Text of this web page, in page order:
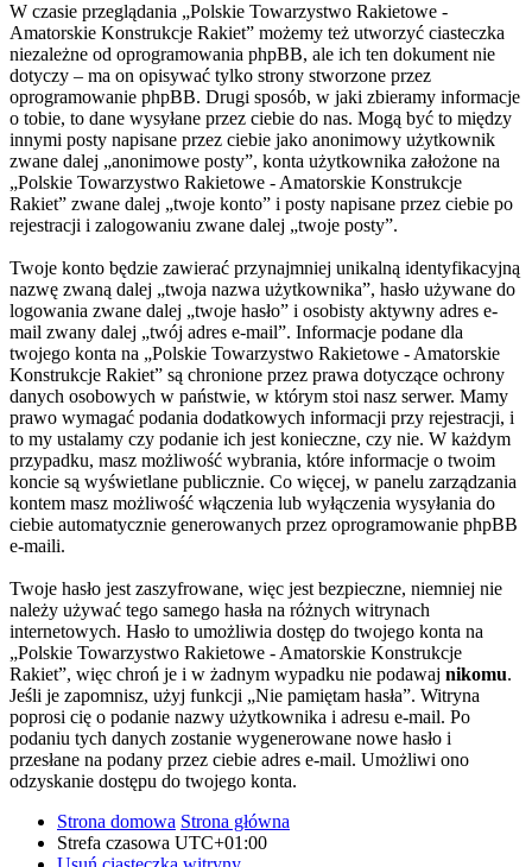
W czasie przeglądania „Polskie Towarzystwo Rakietowe -
Amatorskie Konstrukcje Rakiet” możemy też utworzyć ciasteczka
niezależne od oprogramowania phpBB, ale ich ten dokument nie
dotyczy – ma on opisywać tylko strony stworzone przez
oprogramowanie phpBB. Drugi sposób, w jaki zbieramy informacje
o tobie, to dane wysyłane przez ciebie do nas. Mogą być to między
innymi posty napisane przez ciebie jako anonimowy użytkownik
zwane dalej „anonimowe posty”, konta użytkownika założone na
„Polskie Towarzystwo Rakietowe - Amatorskie Konstrukcje
Rakiet” zwane dalej „twoje konto” i posty napisane przez ciebie po
rejestracji i zalogowaniu zwane dalej „twoje posty”.
Twoje konto będzie zawierać przynajmniej unikalną identyfikacyjną
nazwę zwaną dalej „twoja nazwa użytkownika”, hasło używane do
logowania zwane dalej „twoje hasło” i osobisty aktywny adres e-
mail zwany dalej „twój adres e-mail”. Informacje podane dla
twojego konta na „Polskie Towarzystwo Rakietowe - Amatorskie
Konstrukcje Rakiet” są chronione przez prawa dotyczące ochrony
danych osobowych w państwie, w którym stoi nasz serwer. Mamy
prawo wymagać podania dodatkowych informacji przy rejestracji, i
to my ustalamy czy podanie ich jest konieczne, czy nie. W każdym
przypadku, masz możliwość wybrania, które informacje o twoim
koncie są wyświetlane publicznie. Co więcej, w panelu zarządzania
kontem masz możliwość włączenia lub wyłączenia wysyłania do
ciebie automatycznie generowanych przez oprogramowanie phpBB
e-maili.
Twoje hasło jest zaszyfrowane, więc jest bezpieczne, niemniej nie
należy używać tego samego hasła na różnych witrynach
internetowych. Hasło to umożliwia dostęp do twojego konta na
„Polskie Towarzystwo Rakietowe - Amatorskie Konstrukcje
Rakiet”, więc chroń je i w żadnym wypadku nie podawaj nikomu.
Jeśli je zapomnisz, użyj funkcji „Nie pamiętam hasła”. Witryna
poprosi cię o podanie nazwy użytkownika i adresu e-mail. Po
podaniu tych danych zostanie wygenerowane nowe hasło i
przesłane na podany przez ciebie adres e-mail. Umożliwi ono
odzyskanie dostępu do twojego konta.
Strona domowa Strona główna
Strefa czasowa UTC+01:00